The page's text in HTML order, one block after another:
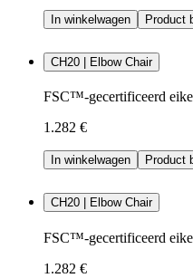
In winkelwagen Product
CH20 | Elbow Chair
FSC™-gecertificeerd
1.282 €
In winkelwagen Product
CH20 | Elbow Chair
FSC™-gecertificeerd
1.282 €